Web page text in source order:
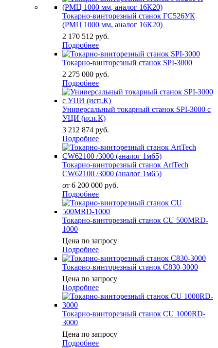
Токарно-винторезный станок ГС526УК
(РМЦ 1000 мм, аналог 16К20)
2 170 512 руб.
Подробнее
Токарно-винторезный станок SPI-3000
2 275 000 руб.
Подробнее
Универсальный токарный станок SPI-3000 с
УЦИ (исп.К)
3 212 874 руб.
Подробнее
Токарно-винторезный станок ArtTech
CW62100 /3000 (аналог 1м65)
от 6 200 000 руб.
Подробнее
Токарно-винторезный станок CU 500MRD-
1000
Цена по запросу
Подробнее
Токарно-винторезный станок C830-3000
Цена по запросу
Подробнее
Токарно-винторезный станок CU 1000RD-
3000
Цена по запросу
Подробнее